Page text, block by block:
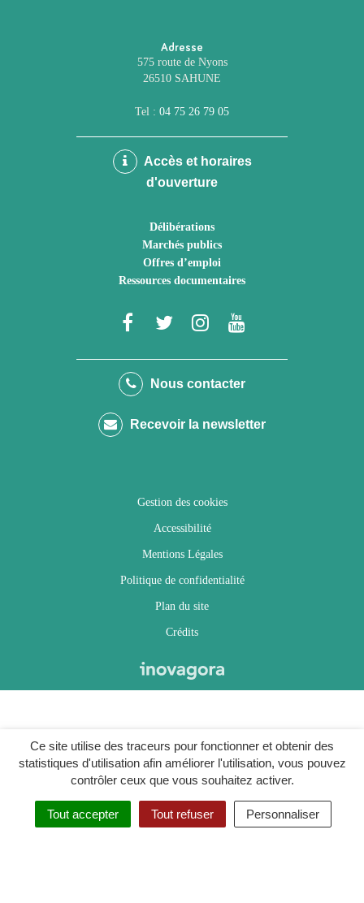
Ce site utilise des traceurs pour fonctionner et obtenir des
statistiques d'utilisation afin améliorer l'utilisation, vous pouvez
contrôler ceux que vous souhaitez activer.
Tout accepter Tout refuser Personnaliser
Adresse
575 route de Nyons
26510 SAHUNE
Tel : 04 75 26 79 05
Accès et horaires
d'ouverture
Délibérations
Marchés publics
Offres d’emploi
Ressources documentaires
Lien
le
Facebook
Lien
le
Twitter
Lien
le
Instagram
Youtube
Nous contacter
Recevoir la newsletter
Gestion des cookies
Accessibilité
Mentions Légales
Politique de confidentialité
Plan du site
Crédits